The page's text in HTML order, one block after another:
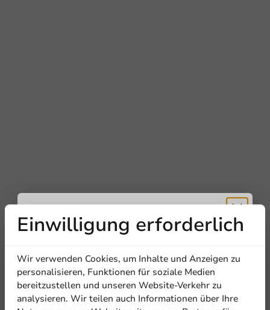
Einwilligung erforderlich
Wir verwenden Cookies, um Inhalte und Anzeigen zu
personalisieren, Funktionen für soziale Medien
bereitzustellen und unseren Website-Verkehr zu
analysieren. Wir teilen auch Informationen über Ihre
Erhalten Sie
5% Rabatt